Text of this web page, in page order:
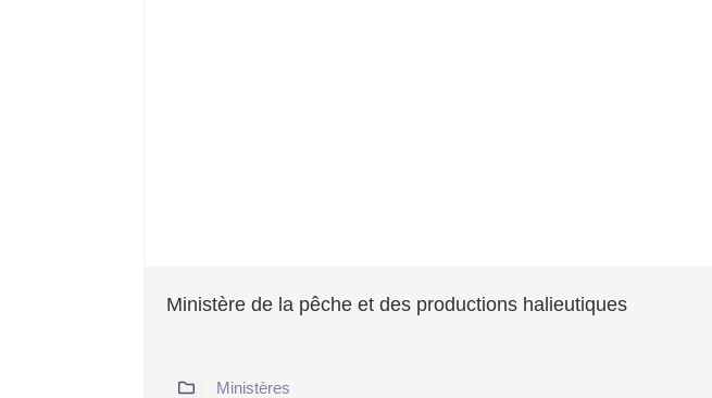
Ministère de la pêche et des productions halieutiques
Ministères